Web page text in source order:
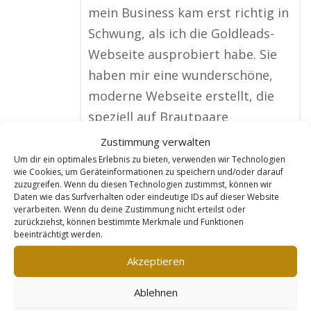
Zustimmung verwalten
Um dir ein optimales Erlebnis zu bieten, verwenden wir Technologien
wie Cookies, um Geräteinformationen zu speichern und/oder darauf
zuzugreifen. Wenn du diesen Technologien zustimmst, können wir
Daten wie das Surfverhalten oder eindeutige IDs auf dieser Website
verarbeiten. Wenn du deine Zustimmung nicht erteilst oder
zurückziehst, können bestimmte Merkmale und Funktionen
beeinträchtigt werden.
Akzeptieren
Ablehnen
mein Business kam erst richtig in
Schwung, als ich die Goldleads-
Webseite ausprobiert habe. Sie
haben mir eine wunderschöne,
moderne Webseite erstellt, die
speziell auf Brautpaare
ausgerichtet ist. Früher habe ich
meine Kunden nur durch
Mundpropaganda gewonnen,
aber jetzt bekomme ich
regelmäßig Anfragen direkt über
die Webseite. Ich kann meine
Pakete perfekt präsentieren, und